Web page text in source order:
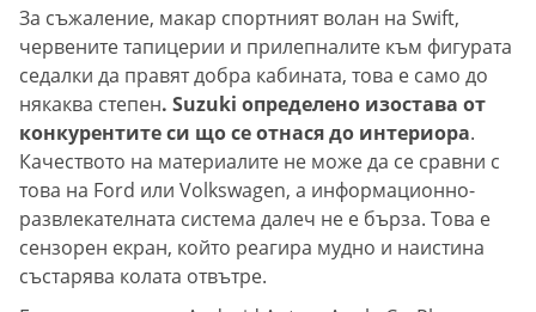
За съжаление, макар спортният волан на Swift,
червените тапицерии и прилепналите към фигурата
седалки да правят добра кабината, това е само до
някаква степен. Suzuki определено изостава от
конкурентите си що се отнася до интериора.
Качеството на материалите не може да се сравни с
това на Ford или Volkswagen, а информационно-
развлекателната система далеч не е бърза. Това е
сензорен екран, който реагира мудно и наистина
състарява колата отвътре.